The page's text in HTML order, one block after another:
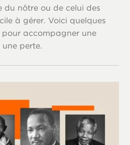
du nôtre ou de celui des
à gérer. Voici quelques
accompagner une
perte.